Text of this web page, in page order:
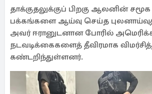
தாக்குதலுக்குப் பிறகு ஆலனின்
பக்கங்களை ஆய்வு செய்த
அவர் ஈரானுடனான போரில்
நடவடிக்கைகளைத் தீவிரமாக
கண்டறிந்துள்ளனர்.